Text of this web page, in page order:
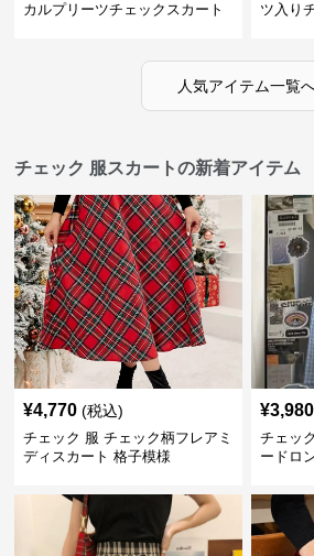
カルプリーツチェックスカート
ツ入り
人気アイテム一覧
チェック 服スカートの新着アイテム
¥4,770 (税込)
チェック 服 チェック柄フレアミ
ディスカート 格子模様
¥3,980
チェッ
ードロ